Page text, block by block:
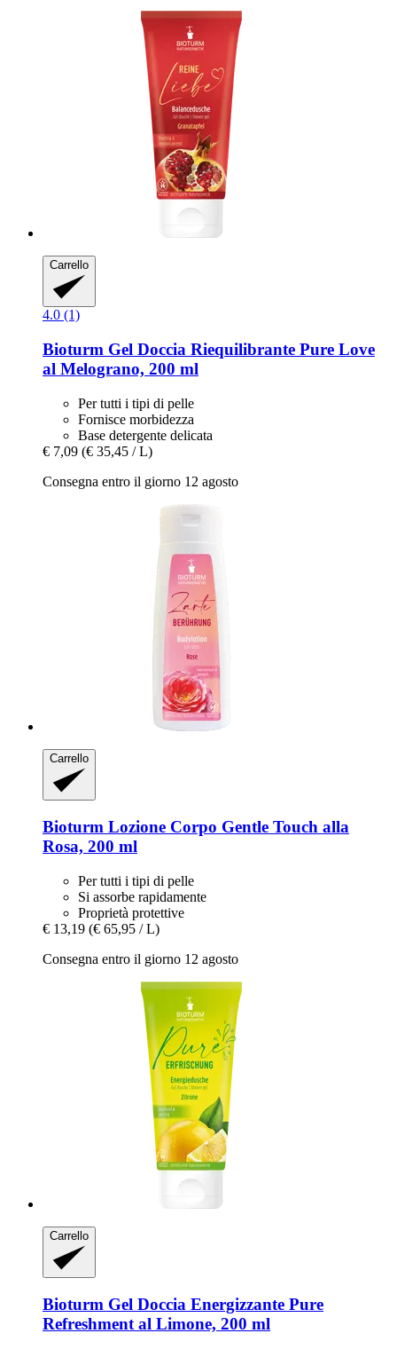
Carrello
4.0 (1)
Bioturm Gel Doccia Riequilibrante Pure Love
al Melograno, 200 ml
Per tutti i tipi di pelle
Fornisce morbidezza
Base detergente delicata
€ 7,09 (€ 35,45 / L)
Consegna entro il giorno 12 agosto
Carrello
Bioturm Lozione Corpo Gentle Touch alla
Rosa, 200 ml
Per tutti i tipi di pelle
Si assorbe rapidamente
Proprietà protettive
€ 13,19 (€ 65,95 / L)
Consegna entro il giorno 12 agosto
Carrello
Bioturm Gel Doccia Energizzante Pure
Refreshment al Limone, 200 ml